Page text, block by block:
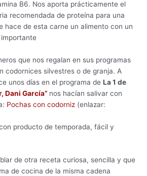
B6. Nos aporta prácticamente el
recomendada de proteína para una
hace de esta carne un alimento con un
que nos regalan en sus programas
codornices silvestres o de granja. A
unos días en el programa deLa 1 de
Dani García” nos hacían salivar con
Pochas con codorniz (enlazar:
producto de temporada, fácil y
de otra receta curiosa, sencilla y que
de cocina de la misma cadena